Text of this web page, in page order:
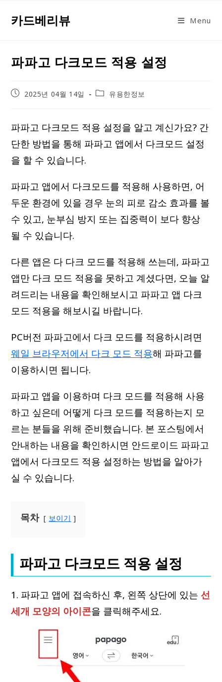
카드베리뷰 Menu
파파고 다크모드 적용 설정
Post2025년 04월 14일
Post유용한정보
파파고 다크모드 적용 설정을 알고 계신가요? 간
단한 방법을 통해 파파고 앱에서 다크모드 설정
을 할 수 있습니다.
파파고 앱에서 다크모드를 적용해 사용하면, 어
두운 환경에 있을 경우 눈의 피로 감소 효과를 볼
수 있고, 눈부심 방지 또는 집중력이 보다 향상
될 수 있습니다.
다른 앱은 다 다크 모드를 적용해 쓰는데, 파파고
앱만 다크 모드 적용을 못하고 계셨다면, 오늘 알
려드리는 내용을 확인해보시고 파파고 앱 다크
모드 적용을 해보시길 바랍니다.
PC버전 파파고에서 다크 모드를 적용하시려면
웨일 브라우저에서 다크 모드 적용해 파파고를
이용하시면 됩니다.
파파고 앱을 이용하며 다크 모드를 적용해 사용
하고 싶은데 어떻게 다크 모드를 적용하는지 모
르는 분들을 위해 준비했습니다. 본 포스팅에서
안내하는 내용을 확인하시면 안드로이드 파파고
앱에서 다크모드 적용 설정하는 방법을 알아가
실 수 있습니다.
목차 보이기
파파고 다크모드 적용 설정
1. 파파고 앱에 접속하신 후, 왼쪽 상단에 있는선
세개 모양의 아이콘을 클릭해주세요.